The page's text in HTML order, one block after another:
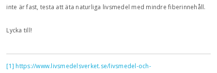
inte är fast, testa att äta naturliga livsmedel med mindre fiberinnehåll.
Lycka till!
[1] https://www.livsmedelsverket.se/livsmedel-och-